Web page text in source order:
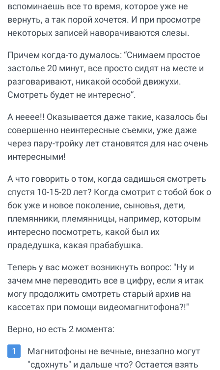
вспоминаешь все то время, которое уже не
вернуть, а так порой хочется. И при просмотре
некоторых записей наворачиваются слезы.
Причем когда-то думалось: “Снимаем простое
застолье 20 минут, все просто сидят на месте и
разговаривают, никакой особой движухи.
Смотреть будет не интересно”.
А нееее!! Оказывается даже такие, казалось бы
совершенно неинтересные съемки, уже даже
через пару-тройку лет становятся для нас очень
интересными!
А что говорить о том, когда садишься смотреть
спустя 10-15-20 лет? Когда смотрит с тобой бок о
бок уже и новое поколение, сыновья, дети,
племянники, племянницы, например, которым
интересно посмотреть, какой был их
прадедушка, какая прабабушка.
Теперь у вас может возникнуть вопрос: "Ну и
зачем мне переводить все в цифру, если я итак
могу продолжить смотреть старый архив на
кассетах при помощи видеомагнитофона?!"
Верно, но есть 2 момента:
Магнитофоны не вечные, внезапно могут
"сдохнуть" и дальше что? Остается взять